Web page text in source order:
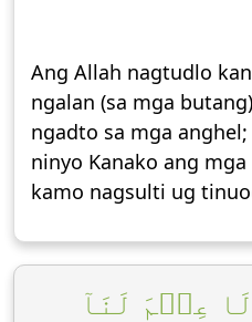
Ang Allah nagtudlo
ngalan (sa mga
ngadto sa mga
ninyo Kanako ang
kamo nagsulti ug
عِلۡمَ لَنَآ